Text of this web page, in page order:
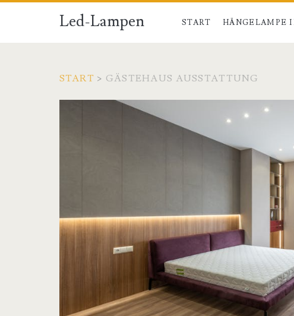
Led-Lampen START HÄNGELAMPE
START > GÄSTEHAUS AUSSTATTUNG
Schlagwort:
<span>Gästehaus
Ausstattung</span>